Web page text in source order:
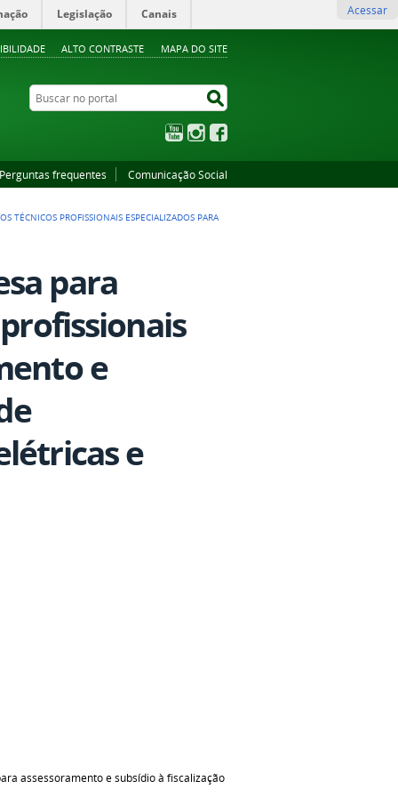
ALTO CONTRASTE MAPA DO SITE
Legislação Canais Acessar
Buscar no portal
YouTubeInstagram
Perguntas frequentes Comunicação Social
TÉCNICOS PROFISSIONAIS ESPECIALIZADOS PARA
para
e
e
assessoramento e subsídio à fiscalização